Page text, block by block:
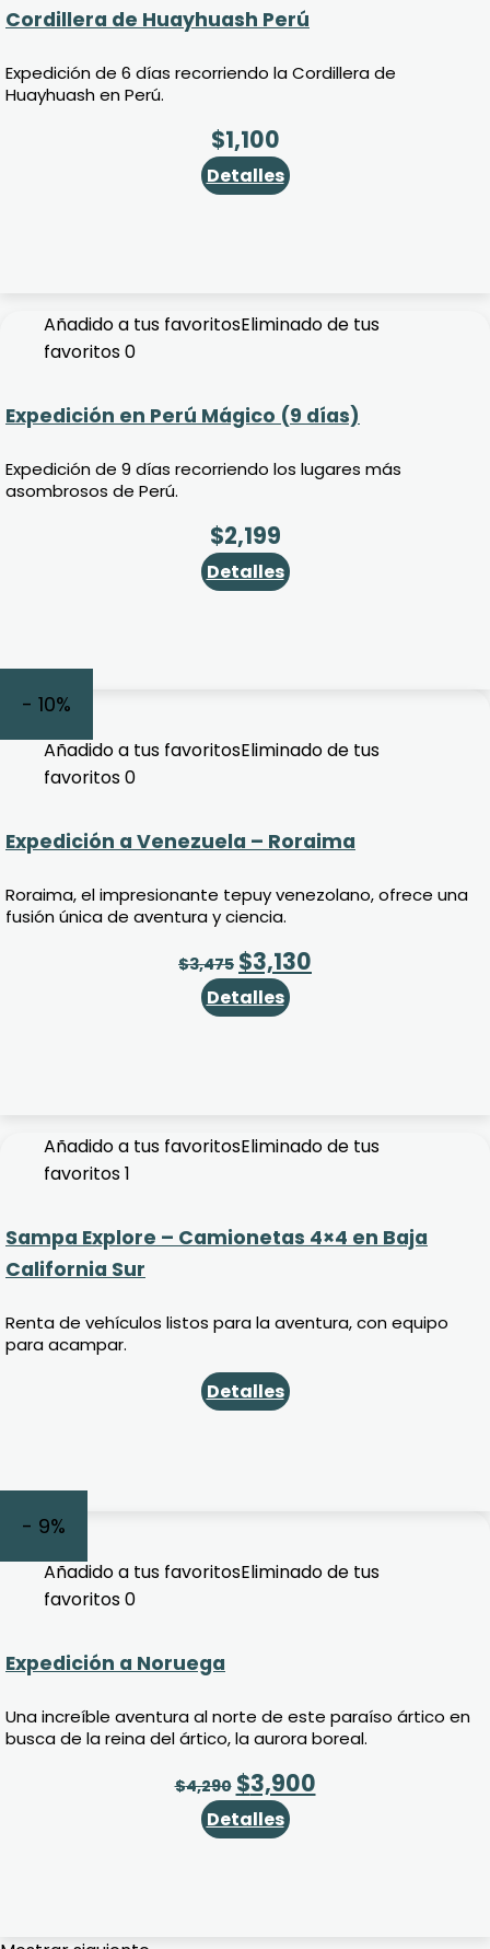
Cordillera de Huayhuash Perú
Expedición de 6 días recorriendo la Cordillera de
Huayhuash en Perú.
$1,100
Detalles
Añadido a tus favoritosEliminado de tus
favoritos0
Expedición en Perú Mágico (9 días)
Expedición de 9 días recorriendo los lugares más
asombrosos de Perú.
$2,199
Detalles
- 10%
Añadido a tus favoritosEliminado de tus
favoritos0
Expedición a Venezuela – Roraima
Roraima, el impresionante tepuy venezolano, ofrece una
fusión única de aventura y ciencia.
$3,475 $3,130
Detalles
Añadido a tus favoritosEliminado de tus
favoritos1
Sampa Explore – Camionetas 4×4 en Baja
California Sur
Renta de vehículos listos para la aventura, con equipo
para acampar.
Detalles
- 9%
Añadido a tus favoritosEliminado de tus
favoritos0
Expedición a Noruega
Una increíble aventura al norte de este paraíso ártico en
busca de la reina del ártico, la aurora boreal.
$4,290 $3,900
Detalles